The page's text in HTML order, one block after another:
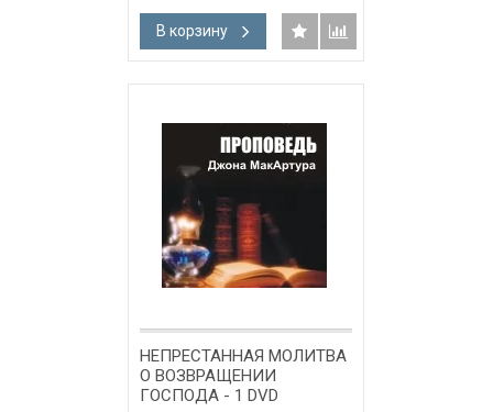
В корзину
НЕПРЕСТАННАЯ МОЛИТВА
О ВОЗВРАЩЕНИИ
ГОСПОДА - 1 DVD